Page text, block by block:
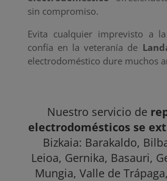
sin compromiso.
Evita cualquier imprevisto a
confía en la veteranía de
electrodoméstico dure muchos
Nuestro servicio de
electrodomésticos se
Bizkaia: Barakaldo,
Leioa, Gernika, Basauri,
Mungia, Valle de